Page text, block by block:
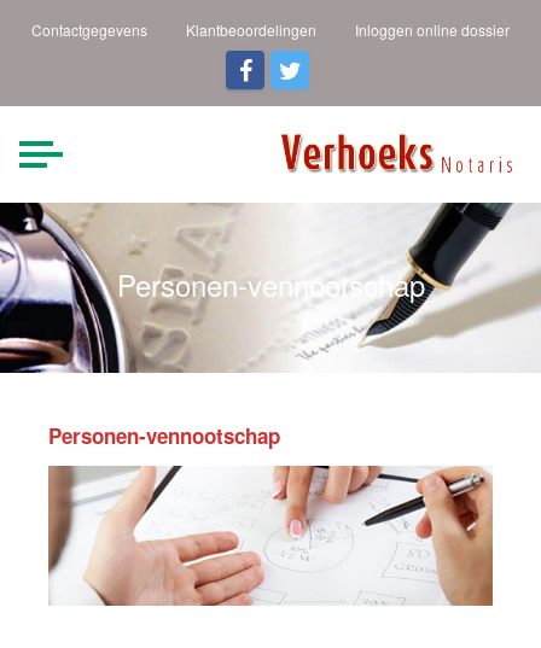
Contactgegevens Klantbeoordelingen Inloggen online dossier
Verhoeks Notaris |
Den Helder
Heldere taal een duidelijk
verhaal
Personen-vennootschap
Personen-vennootschap